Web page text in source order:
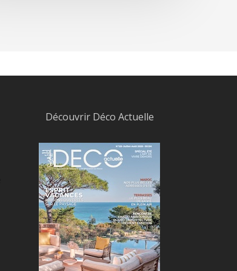
Découvrir Déco Actuelle